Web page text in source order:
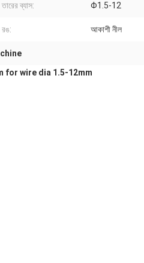
তারের ব্যাস: Φ1.5-12
রঙ: আকাশী নীল
for wire dia 1.5-12mm